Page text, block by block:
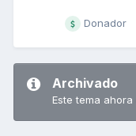
Donador
Archivado
Este tema